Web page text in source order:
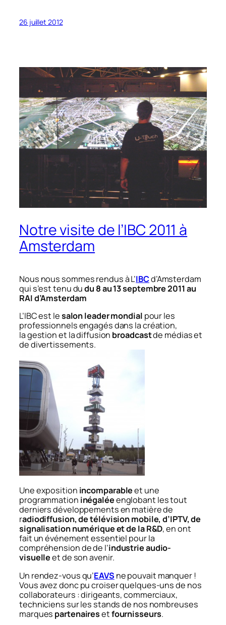
26 juillet 2012
Notre visite de l’IBC 2011 à
Amsterdam
Nous nous sommes rendus à L’IBCd’Amsterdam
qui s’est tenu dudu 8 au 13 septembre 2011 au
RAI d’Amsterdam
L’IBC est lesalon leader mondial pour les
professionnels engagés dans la création,
la gestion et la diffusion broadcastde médias et
de divertissements.
Une exposition incomparableet une
programmation inégaléeenglobant les tout
derniers développements en matière de
radiodiffusion, de télévision mobile, d’IPTV, de
signalisation numérique et de la R&D, en ont
fait un événement essentiel pour la
compréhension de de l’industrie audio-
visuelleet de son avenir.
Un rendez-vous qu’EAVS ne pouvait manquer !
Vous avez donc pu croiser quelques-uns de nos
collaborateurs : dirigeants, commerciaux,
techniciens sur les stands de nos nombreuses
marques partenairesetfournisseurs.